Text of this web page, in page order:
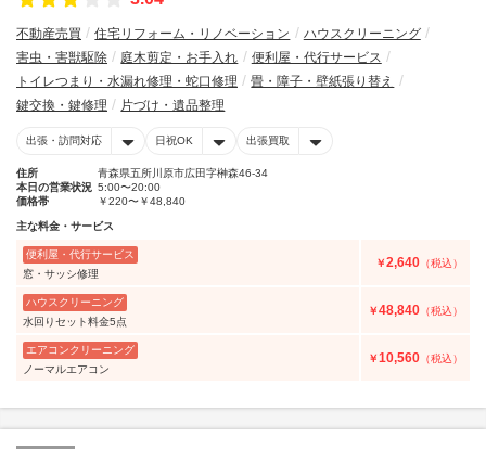
不動産売買 住宅リフォーム・リノベーション
ハウスクリーニング
害虫・害獣駆除
庭木剪定・お手入れ
便利屋・代行サービス
トイレつまり・水漏れ修理・蛇口修理
畳・障子・壁紙張り替え
鍵交換・鍵修理
片づけ・遺品整理
出張・訪問対応 日祝OK 出張買取
住所
青森県五所川原市広田字榊森46-34
本日の営業状況 5:00〜20:00
価格帯
￥220〜￥48,840
主な料金・サービス
便利屋・代行サービス
窓・サッシ修理
￥2,640 （税込）
ハウスクリーニング
水回りセット料金5点
￥48,840 （税込）
エアコンクリーニング
ノーマルエアコン
￥10,560 （税込）